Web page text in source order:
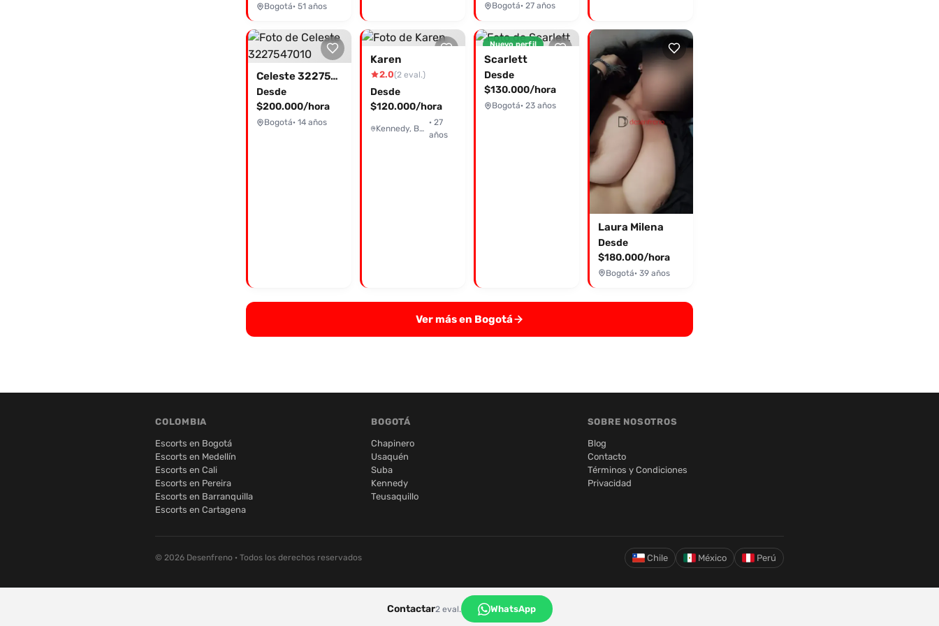
Bogotá· 51 años Bogotá· 27 años
Celeste 3227547010
Desde
$200.000/hora
Bogotá· 14 años
Karen
2.0(2 eval.)
Desde
$120.000/hora
Kennedy, Bogotá
· 27
años
Nuevo perfil
Scarlett
Desde
$130.000/hora
Bogotá· 23 años
Laura Milena
Desde
$180.000/hora
Bogotá· 39 años
Ver más en Bogotá
Contactar2 eval. WhatsApp
COLOMBIA
Escorts en Bogotá
Escorts en Medellín
Escorts en Cali
Escorts en Pereira
Escorts en Barranquilla
Escorts en Cartagena
BOGOTÁ
Chapinero
Usaquén
Suba
Kennedy
Teusaquillo
SOBRE NOSOTROS
Blog
Contacto
Términos y Condiciones
Privacidad
© 2026 Desenfreno · Todos los derechos reservados Chile México Perú